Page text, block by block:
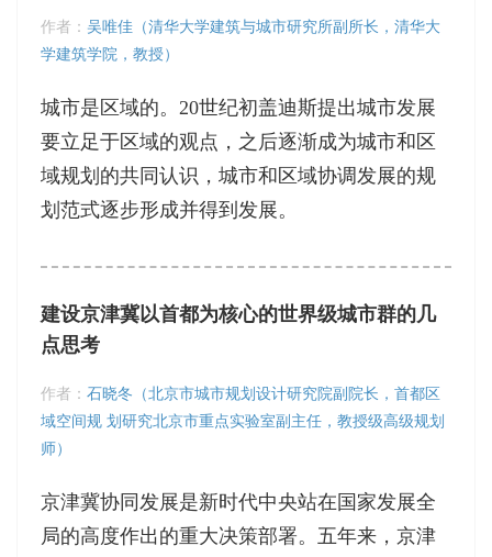
作者： 吴唯佳（清华大学建筑与城市研究所副所长，清华大
学建筑学院，教授）
城市是区域的。20世纪初盖迪斯提出城市发展
要立足于区域的观点，之后逐渐成为城市和区
域规划的共同认识，城市和区域协调发展的规
划范式逐步形成并得到发展。
建设京津冀以首都为核心的世界级城市群的几
点思考
作者： 石晓冬（北京市城市规划设计研究院副院长，首都区
域空间规 划研究北京市重点实验室副主任，教授级高级规划
师）
京津冀协同发展是新时代中央站在国家发展全
局的高度作出的重大决策部署。五年来，京津